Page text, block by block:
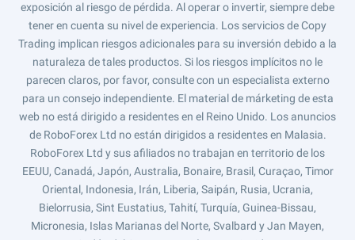
exposición al riesgo de pérdida. Al operar o invertir, siempre debe
tener en cuenta su nivel de experiencia. Los servicios de Copy
Trading implican riesgos adicionales para su inversión debido a la
naturaleza de tales productos. Si los riesgos implícitos no le
parecen claros, por favor, consulte con un especialista externo
para un consejo independiente. El material de márketing de esta
web no está dirigido a residentes en el Reino Unido. Los anuncios
de RoboForex Ltd no están dirigidos a residentes en Malasia.
RoboForex Ltd y sus afiliados no trabajan en territorio de los
EEUU, Canadá, Japón, Australia, Bonaire, Brasil, Curaçao, Timor
Oriental, Indonesia, Irán, Liberia, Saipán, Rusia, Ucrania,
Bielorrusia, Sint Eustatius, Tahití, Turquía, Guinea-Bissau,
Micronesia, Islas Marianas del Norte, Svalbard y Jan Mayen,